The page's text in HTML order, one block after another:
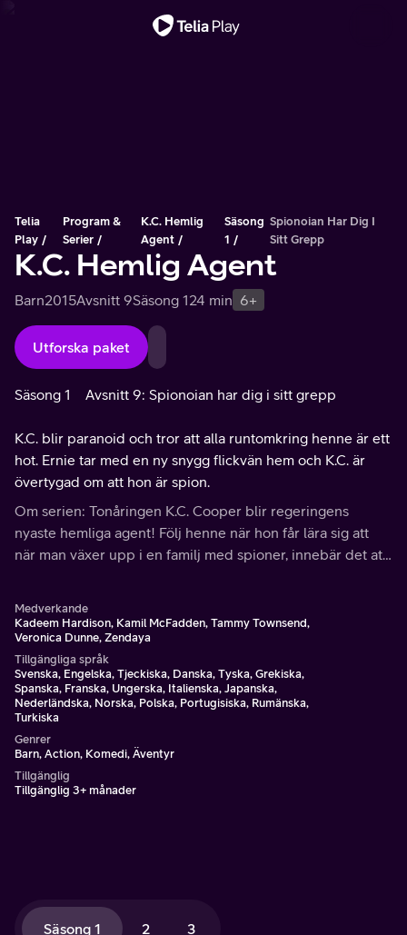
Telia
Play
Program &
Serier
K.C. Hemlig
Agent
Säsong
1
Spionoian Har Dig I
Sitt Grepp
K.C. Hemlig Agent
Barn2015Avsnitt 9Säsong 124 min 6+
Utforska paket
Säsong 1 Avsnitt 9: Spionoian har dig i sitt grepp
K.C. blir paranoid och tror att alla runtomkring henne är ett
hot. Ernie tar med en ny snygg flickvän hem och K.C. är
övertygad om att hon är spion.
Om serien: Tonåringen K.C. Cooper blir regeringens
nyaste hemliga agent! Följ henne när hon får lära sig att
när man växer upp i en familj med spioner, innebär det att
Medverkande
Kadeem Hardison, Kamil McFadden, Tammy Townsend,
Veronica Dunne, Zendaya
Tillgängliga språk
Svenska, Engelska, Tjeckiska, Danska, Tyska, Grekiska,
Spanska, Franska, Ungerska, Italienska, Japanska,
Nederländska, Norska, Polska, Portugisiska, Rumänska,
Turkiska
Genrer
Barn, Action, Komedi, Äventyr
Tillgänglig
Tillgänglig 3+ månader
Säsong 1 2 3